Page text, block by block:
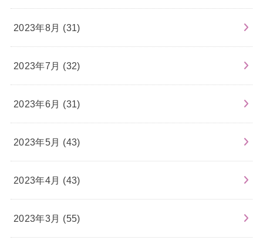
2023年8月 (31)
2023年7月 (32)
2023年6月 (31)
2023年5月 (43)
2023年4月 (43)
2023年3月 (55)